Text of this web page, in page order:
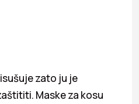
zato ju je
Maske za kosu